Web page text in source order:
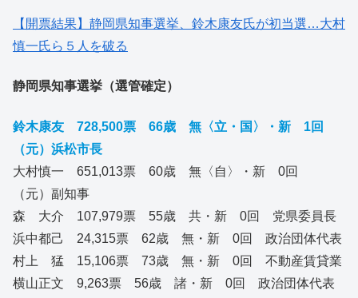
【開票結果】静岡県知事選挙、鈴木康友氏が初当選…大村
慎一氏ら５人を破る
静岡県知事選挙（選管確定）
鈴木康友 728,500票 66歳 無〈立・国〉・新 1回
（元）浜松市長
大村慎一 651,013票 60歳 無〈自〉・新 0回
（元）副知事
森 大介 107,979票 55歳 共・新 0回 党県委員長
浜中都己 24,315票 62歳 無・新 0回 政治団体代表
村上 猛 15,106票 73歳 無・新 0回 不動産賃貸業
横山正文 9,263票 56歳 諸・新 0回 政治団体代表